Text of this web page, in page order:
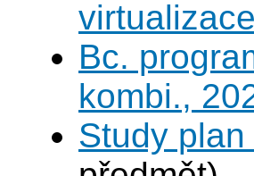
Bc.
kombi.,
Study